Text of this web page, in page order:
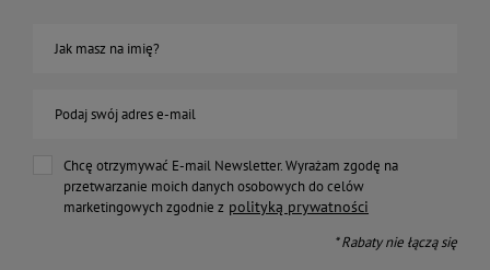
Jak masz na imię?
Podaj swój adres e-mail
Chcę otrzymywać E-mail Newsletter. Wyrażam zgodę na
przetwarzanie moich danych osobowych do celów
marketingowych zgodnie z polityką prywatności
* Rabaty nie łączą się